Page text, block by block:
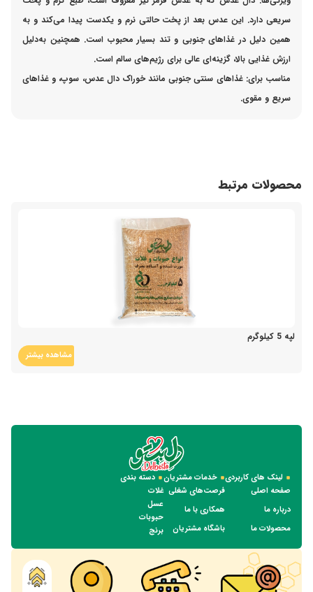
سریعی دارد. این عدس بعد از پخت حالتی نرم و یکدست پیدا می‌کند و به
همین دلیل در غذاهای جنوبی و تند بسیار محبوب است. همچنین به‌دلیل
ارزش غذایی بالا، گزینه‌ای عالی برای رژیم‌های سالم است.
مناسب برای:غذاهای سنتی جنوبی مانند خوراک دال عدس، سوپ، و غذاهای
سریع و مقوی.
محصولات مرتبط
لپه 5 کیلوگرم
مشاهده بیشتر
لینک های کاربردی
صفحه اصلی
درباره ما
محصولات ما
خدمات مشتریان
فرصت‌های شغلی
همکاری با ما
باشگاه مشتریان
دسته بندی
غلات
عسل
حبوبات
برنج